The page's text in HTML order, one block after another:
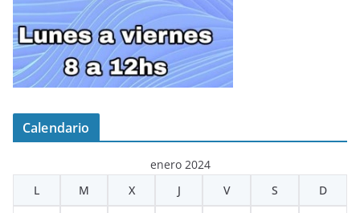
Calendario
enero 2024
L
M X J V S D